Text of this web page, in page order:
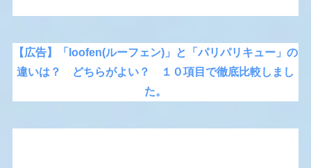
【広告】「loofen(ルーフェン)」と「パリパリキュー」の
違いは？ どちらがよい？ １０項目で徹底比較しまし
た。